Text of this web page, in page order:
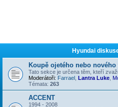
Hyundai
Koupě ojetého nebo
Tato sekce je určena těm, kteří
Moderátoři: Farrael Lantra Luke
Témata: 263
ACCENT
1994 - 2008